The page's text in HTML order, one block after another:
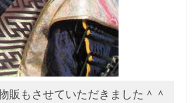
販もさせていただきました＾＾